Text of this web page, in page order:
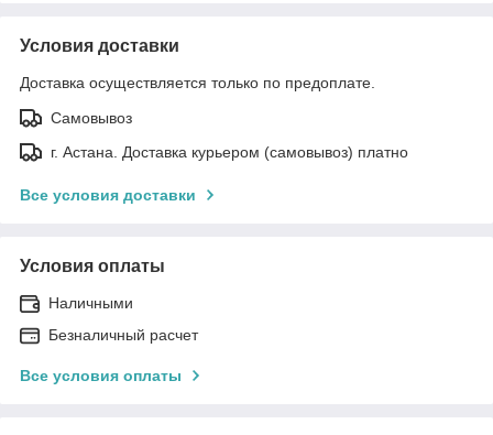
Условия доставки
Доставка осуществляется только по предоплате.
Самовывоз
г. Астана. Доставка курьером (самовывоз) платно
Все условия доставки
Условия оплаты
Наличными
Безналичный расчет
Все условия оплаты